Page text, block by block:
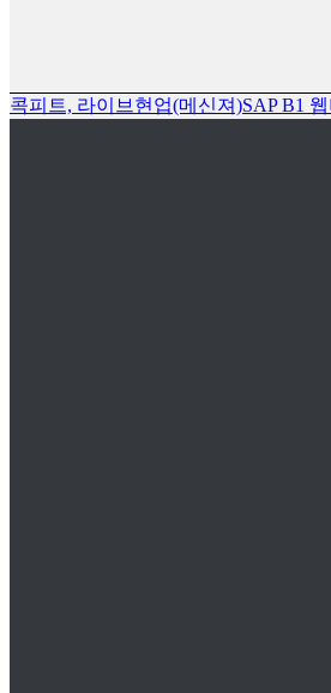
콕피트, 라이브현업(메신져)SAP B1